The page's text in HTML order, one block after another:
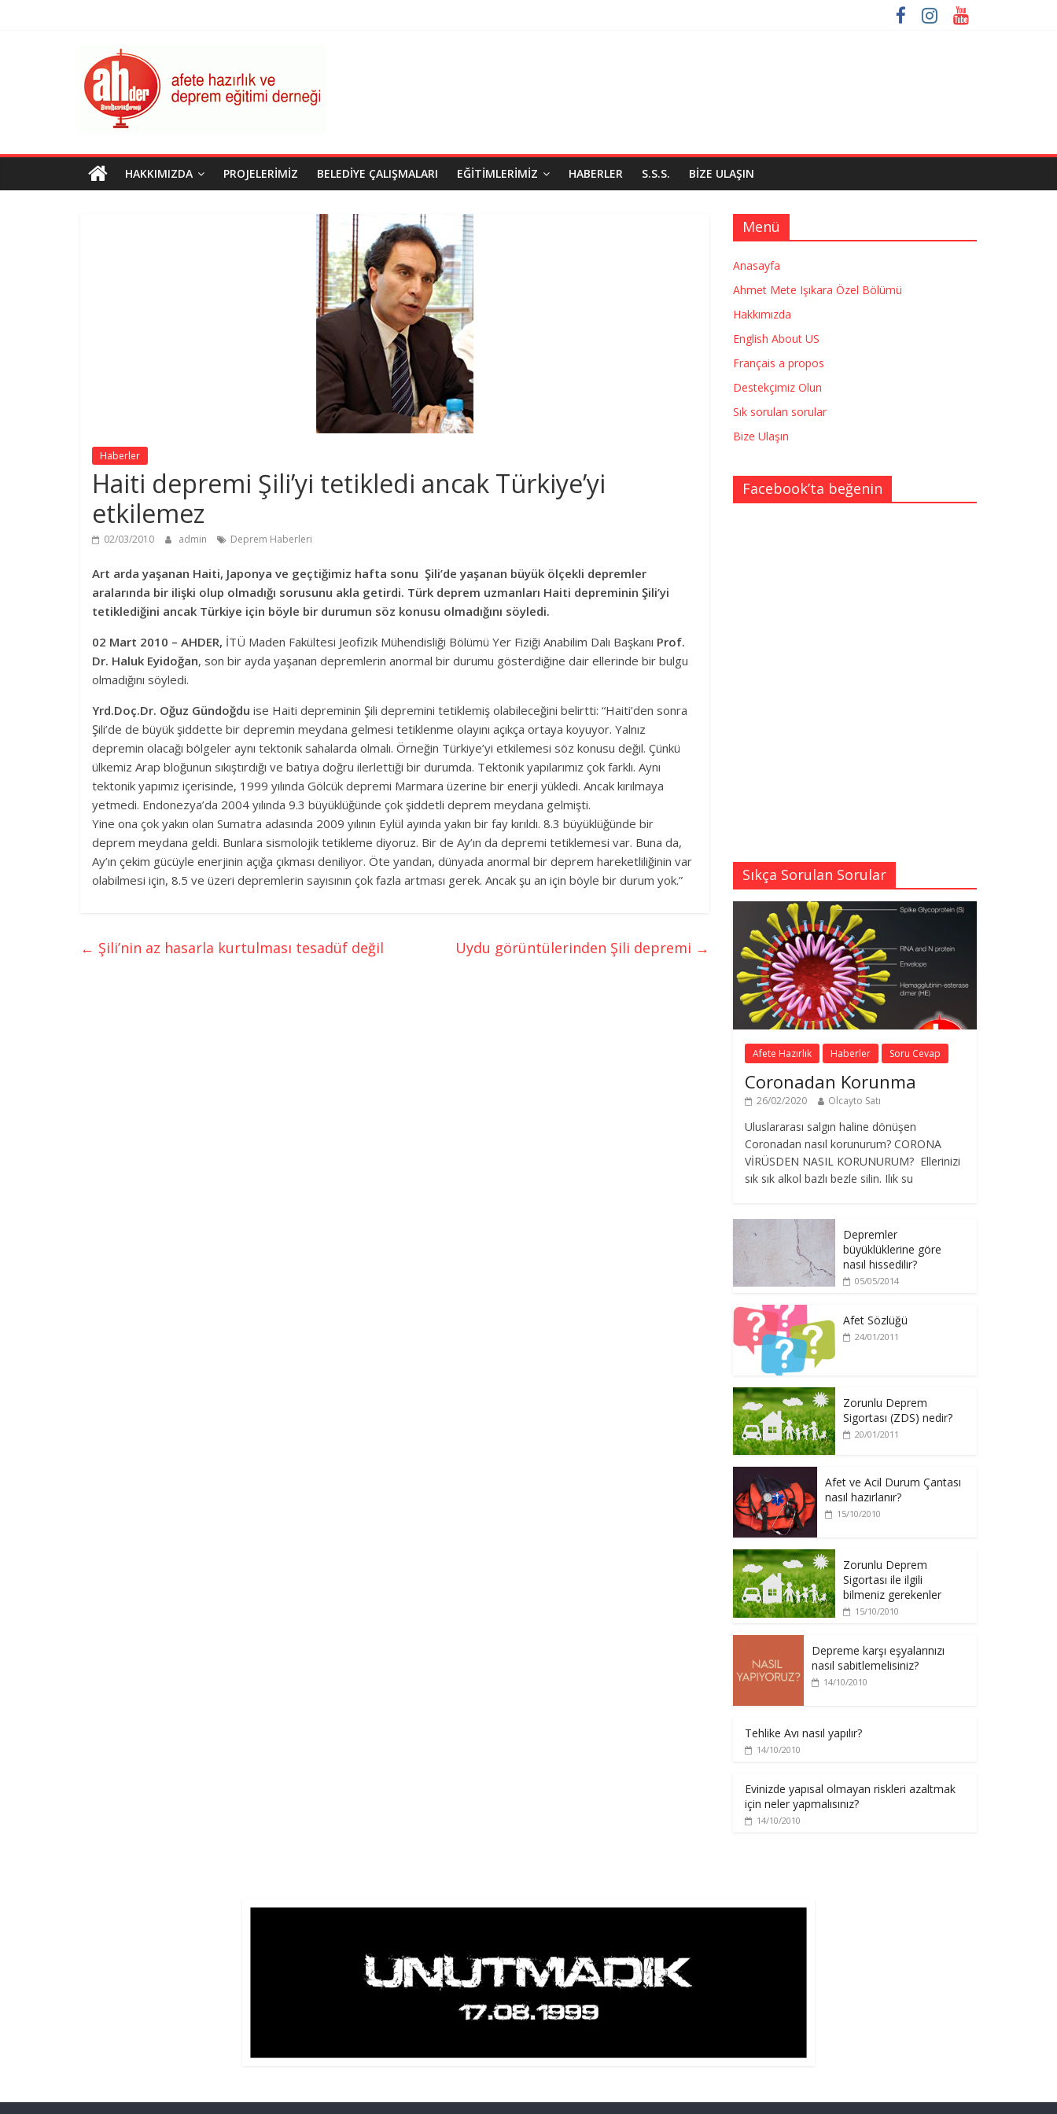
AHDER
Afete
Hazırlık
Deprem
Eğitimi
Derneği
HAKKIMIZDA PROJELERIMIZ BELEDIYE ÇALIŞMALARI EĞITIMLERIMIZ HABERLER S.S.S. BIZE ULAŞIN
Haberler
Haiti depremi Şili’yi tetikledi ancak Türkiye’yi
etkilemez
02/03/2010 admin Deprem Haberleri
Art arda yaşanan Haiti, Japonya ve geçtiğimiz hafta sonu Şili’de yaşanan büyük ölçekli depremler
aralarında bir ilişki olup olmadığı sorusunu akla getirdi. Türk deprem uzmanları Haiti depreminin Şili’yi
tetiklediğini ancak Türkiye için böyle bir durumun söz konusu olmadığını söyledi.
02 Mart 2010 – AHDER, İTÜ Maden Fakültesi Jeofizik Mühendisliği Bölümü Yer Fiziği Anabilim Dalı Başkanı Prof.
Dr. Haluk Eyidoğan, son bir ayda yaşanan depremlerin anormal bir durumu gösterdiğine dair ellerinde bir bulgu
olmadığını söyledi.
Yrd.Doç.Dr. Oğuz Gündoğdu ise Haiti depreminin Şili depremini tetiklemiş olabileceğini belirtti: “Haiti’den sonra
Şili’de de büyük şiddette bir depremin meydana gelmesi tetiklenme olayını açıkça ortaya koyuyor. Yalnız
depremin olacağı bölgeler aynı tektonik sahalarda olmalı. Örneğin Türkiye’yi etkilemesi söz konusu değil. Çünkü
ülkemiz Arap bloğunun sıkıştırdığı ve batıya doğru ilerlettiği bir durumda. Tektonik yapılarımız çok farklı. Aynı
tektonik yapımız içerisinde, 1999 yılında Gölcük depremi Marmara üzerine bir enerji yükledi. Ancak kırılmaya
yetmedi. Endonezya’da 2004 yılında 9.3 büyüklüğünde çok şiddetli deprem meydana gelmişti.
Yine ona çok yakın olan Sumatra adasında 2009 yılının Eylül ayında yakın bir fay kırıldı. 8.3 büyüklüğünde bir
deprem meydana geldi. Bunlara sismolojik tetikleme diyoruz. Bir de Ay’ın da depremi tetiklemesi var. Buna da,
Ay’ın çekim gücüyle enerjinin açığa çıkması deniliyor. Öte yandan, dünyada anormal bir deprem hareketliliğinin var
olabilmesi için, 8.5 ve üzeri depremlerin sayısının çok fazla artması gerek. Ancak şu an için böyle bir durum yok.”
← Şili’nin az hasarla kurtulması tesadüf değil Uydu görüntülerinden Şili depremi →
Menü
Anasayfa
Ahmet Mete Işıkara Özel Bölümü
Hakkımızda
English About US
Français a propos
Destekçimiz Olun
Sık sorulan sorular
Bize Ulaşın
Facebook’ta beğenin
Sıkça Sorulan Sorular
Afete Hazırlık Haberler Soru Cevap
Coronadan Korunma
26/02/2020 Olcayto Satı
Uluslararası salgın haline dönüşen
Coronadan nasıl korunurum? CORONA
VİRÜSDEN NASIL KORUNURUM? Ellerinizi
sık sık alkol bazlı bezle silin. Ilık su
Depremler
büyüklüklerine göre
nasıl hissedilir?
05/05/2014
Afet Sözlüğü
24/01/2011
Zorunlu Deprem
Sigortası (ZDS) nedir?
20/01/2011
Afet ve Acil Durum Çantası
nasıl hazırlanır?
15/10/2010
Zorunlu Deprem
Sigortası ile ilgili
bilmeniz gerekenler
15/10/2010
Depreme karşı eşyalarınızı
nasıl sabitlemelisiniz?
14/10/2010
Tehlike Avı nasıl yapılır?
14/10/2010
Evinizde yapısal olmayan riskleri azaltmak
için neler yapmalısınız?
14/10/2010